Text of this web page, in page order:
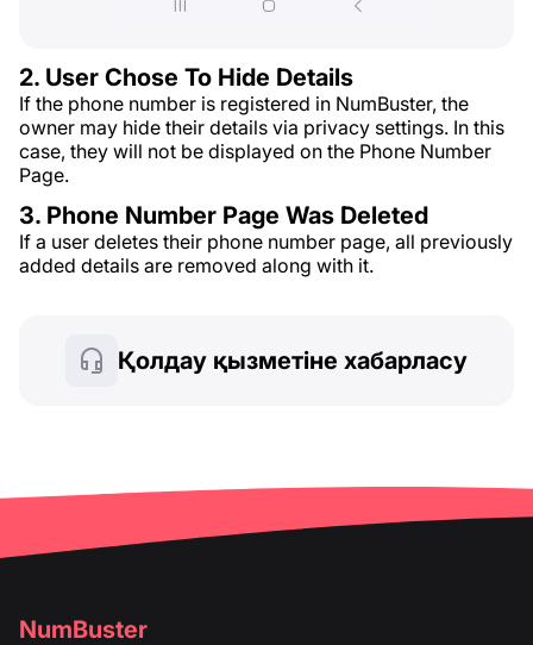
2. User Chose To Hide Details
If the phone number is registered in NumBuster, the
owner may hide their details via privacy settings. In this
case, they will not be displayed on the Phone Number
Page.
3. Phone Number Page Was Deleted
If a user deletes their phone number page, all previously
added details are removed along with it.
Қолдау қызметіне хабарласу
NumBuster